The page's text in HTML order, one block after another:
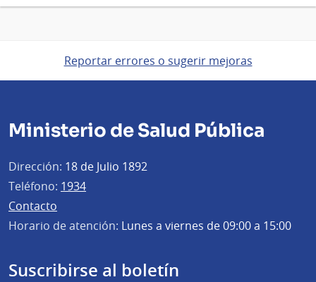
Reportar errores o sugerir mejoras
Ministerio de Salud Pública
Dirección: 18 de Julio 1892
Teléfono: 1934
Contacto
Horario de atención: Lunes a viernes de 09:00 a 15:00
Suscribirse al boletín